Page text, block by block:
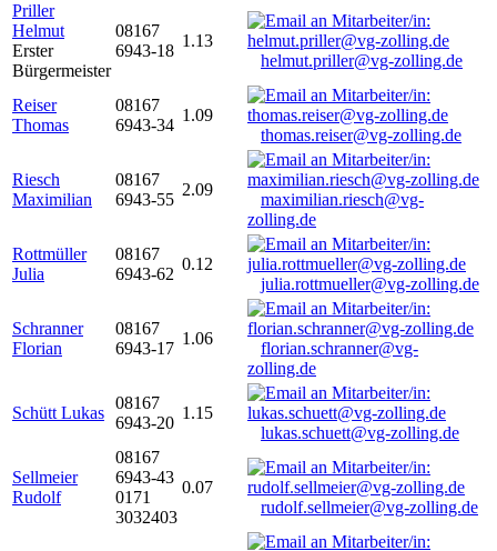
Priller
Helmut
Erster
Bürgermeister
08167
6943-18
1.13
helmut.priller@vg-zolling.de
Reiser
Thomas
08167
6943-34
1.09
thomas.reiser@vg-zolling.de
Riesch
Maximilian
08167
6943-55
2.09
maximilian.riesch@vg-
zolling.de
Rottmüller
Julia
08167
6943-62
0.12
julia.rottmueller@vg-zolling.de
Schranner
Florian
08167
6943-17
1.06
florian.schranner@vg-
zolling.de
Schütt Lukas
08167
6943-20
1.15
lukas.schuett@vg-zolling.de
Sellmeier
Rudolf
08167
6943-43
0171
3032403
0.07
rudolf.sellmeier@vg-zolling.de